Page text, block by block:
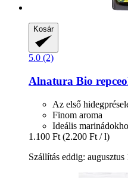
Kosár
5.0 (2)
Alnatura Bio
Az első
Finom aroma
Ideális
1.100 Ft (2.200 Ft / l)
Szállítás eddig: augusztus